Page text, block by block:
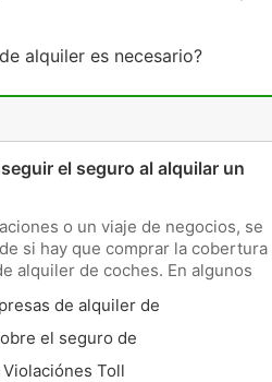
alquiler es necesario?
el seguro al alquilar un
o un viaje de negocios, se
si hay que comprar la cobertura
alquiler de coches. En algunos
que no necesita. Sin embar
de alquiler de
el seguro de
Toll